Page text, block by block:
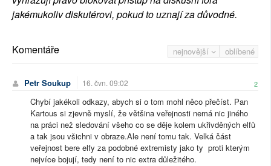
jakémukoliv diskutérovi, pokud to uznají za důvodné.
nejnovější oblíbené
Komentáře
Petr Soukup 16. čvn. 09:02 2
Chybí jakékoli odkazy, abych si o tom mohl něco přečíst. Pan
Kartous si zjevně myslí, že většina veřejnosti nemá nic jiného
na práci než sledování všeho co se děje kolem ukřivděných elfů
a tak jsou všichni v obraze.Ale není tomu tak. Velká část
veřejnost bere elfy za podobné extremisty jako ty proti kterým
nejvíce bojují, tedy není to nic extra důležitého.